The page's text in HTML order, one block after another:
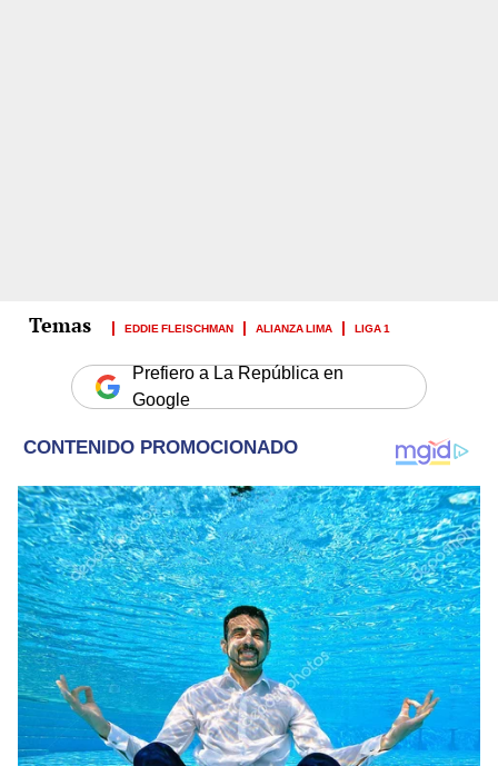
EDDIE FLEISCHMAN ALIANZA LIMA LIGA 1
Prefiero a La República en
Google